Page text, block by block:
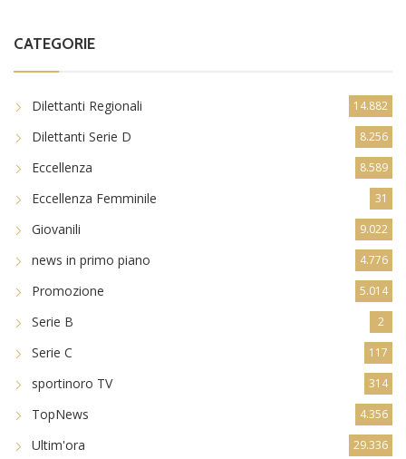
CATEGORIE
Dilettanti Regionali 14.882
Dilettanti Serie D 8.256
Eccellenza 8.589
Eccellenza Femminile 31
Giovanili 9.022
news in primo piano 4.776
Promozione 5.014
Serie B 2
Serie C 117
sportinoro TV 314
TopNews 4.356
Ultim'ora 29.336